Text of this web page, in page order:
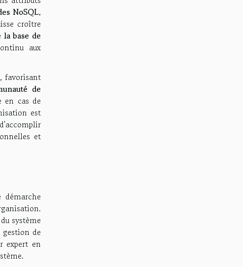
NoSQL,
croître
base de
aux
favorisant
de
en cas de
est
et
système
gestion de
expert en